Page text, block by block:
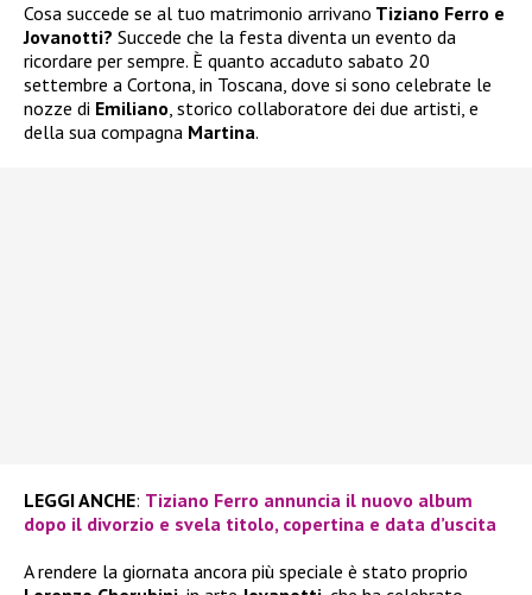
Cosa succede se al tuo matrimonio arrivano Tiziano Ferro e
Jovanotti? Succede che la festa diventa un evento da
ricordare per sempre. È quanto accaduto sabato 20
settembre a Cortona, in Toscana, dove si sono celebrate le
nozze di Emiliano, storico collaboratore dei due artisti, e
della sua compagna Martina.
LEGGI ANCHE: Tiziano Ferro annuncia il nuovo album
dopo il divorzio e svela titolo, copertina e data d’uscita
A rendere la giornata ancora più speciale è stato proprio